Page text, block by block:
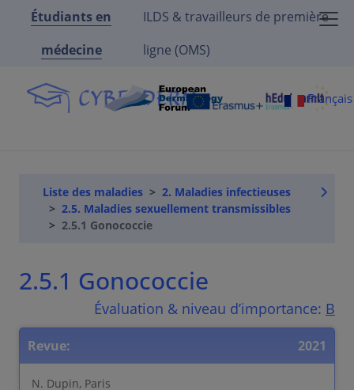
Étudiants en
médecine
ILDS & travailleurs de première
ligne (OMS)
Liste des maladies
2. Maladies infectieuses
2.5. Maladies sexuellement transmissibles
2.5.1 Gonococcie
2.5.1 Gonococcie
Évaluation & niveau d’importance: B
Revue: 2021
N. Dupin, Paris